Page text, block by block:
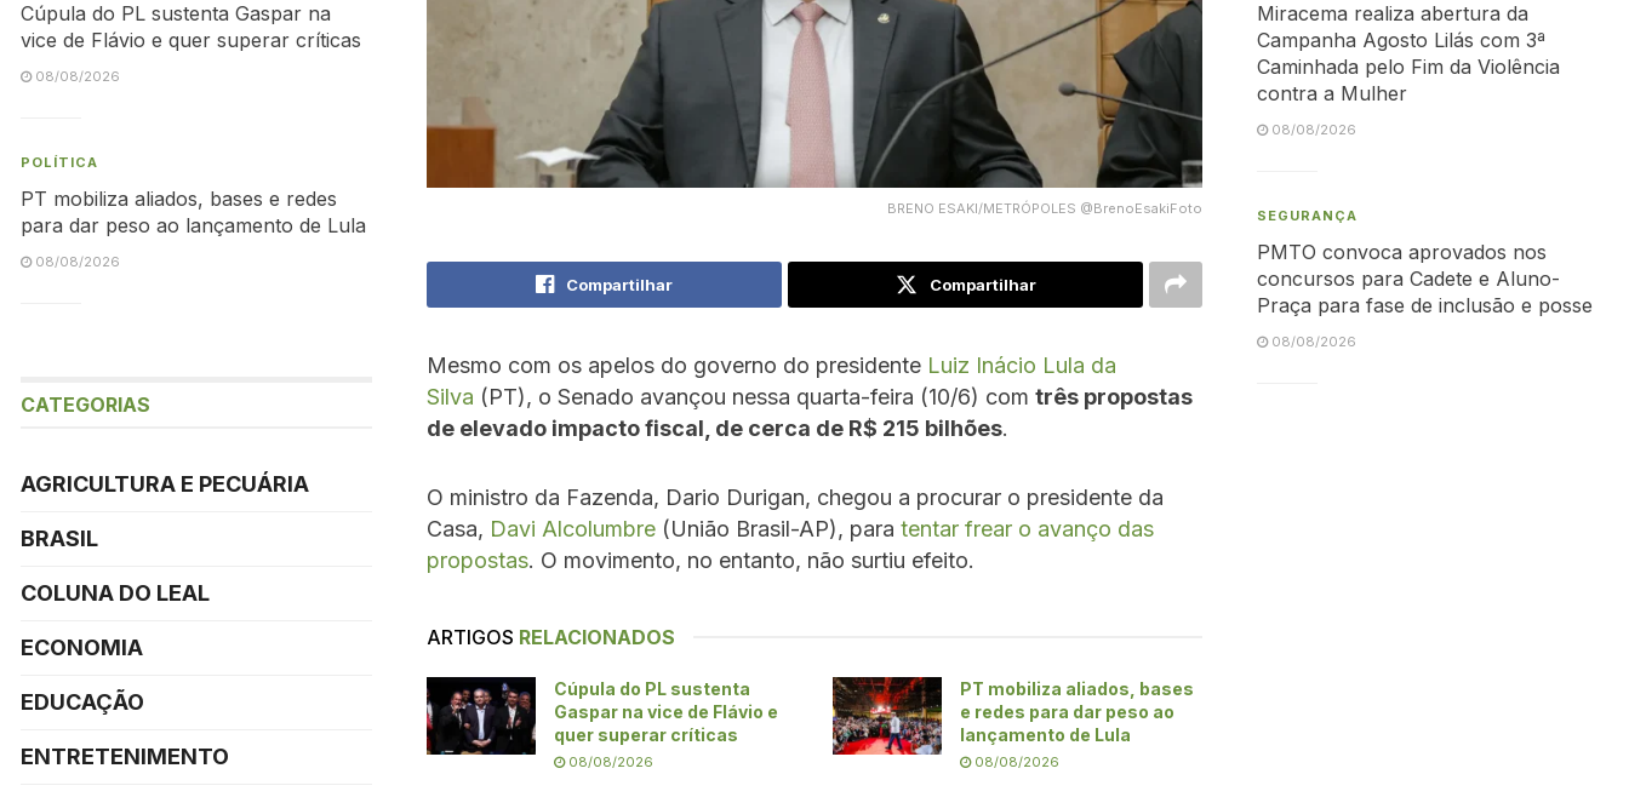
BRENO ESAKI/METRÓPOLES @BrenoEsakiFoto
Compartilhar Compartilhar
Mesmo com os apelos do governo do presidente Luiz Inácio Lula da
Silva (PT), o Senado avançou nessa quarta-feira (10/6) com três propostas
de elevado impacto fiscal, de cerca de R$ 215 bilhões.
O ministro da Fazenda, Dario Durigan, chegou a procurar o presidente da
Casa, Davi Alcolumbre (União Brasil-AP), para tentar frear o avanço das
propostas. O movimento, no entanto, não surtiu efeito.
ARTIGOS RELACIONADOS
Cúpula do PL sustenta
Gaspar na vice de Flávio e
quer superar críticas
08/08/2026
PT mobiliza aliados, bases
e redes para dar peso ao
lançamento de Lula
08/08/2026
Cúpula do PL sustenta Gaspar na
vice de Flávio e quer superar críticas
08/08/2026
POLÍTICA
PT mobiliza aliados, bases e redes
para dar peso ao lançamento de Lula
08/08/2026
CATEGORIAS
AGRICULTURA E PECUÁRIA
BRASIL
COLUNA DO LEAL
ECONOMIA
EDUCAÇÃO
ENTRETENIMENTO
Miracema realiza abertura da
Campanha Agosto Lilás com 3ª
Caminhada pelo Fim da Violência
contra a Mulher
08/08/2026
SEGURANÇA
PMTO convoca aprovados nos
concursos para Cadete e Aluno-
Praça para fase de inclusão e posse
08/08/2026